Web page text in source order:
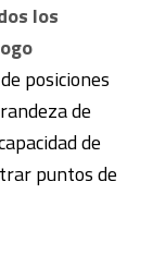
los
posiciones
de
de
puntos de